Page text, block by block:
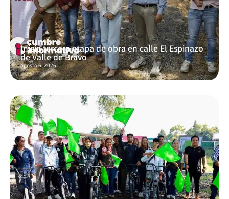
Inicia tercera etapa de obra en calle El Espinazo
de Valle de Bravo
agosto 6, 2026